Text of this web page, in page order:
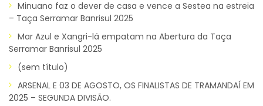
Minuano faz o dever de casa e vence a Sestea na estreia
– Taça Serramar Banrisul 2025
Mar Azul e Xangri-lá empatam na Abertura da Taça
Serramar Banrisul 2025
(sem título)
ARSENAL E 03 DE AGOSTO, OS FINALISTAS DE TRAMANDAÍ EM
2025 – SEGUNDA DIVISÃO.